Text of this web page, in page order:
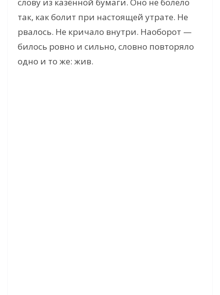
так, как болит при настоящей утрате. Не
рвалось. Не кричало внутри. Наоборот —
билось ровно и сильно, словно повторяло
одно и то же: жив.